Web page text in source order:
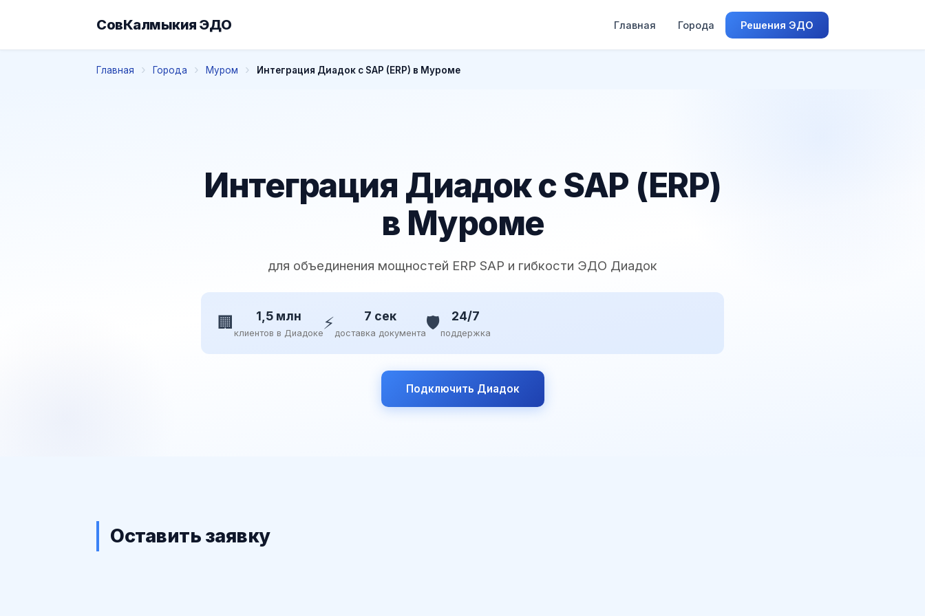
СовКалмыкия ЭДО Главная Города Решения ЭДО
Главная Города Муром Интеграция Диадок с SAP (ERP) в Муроме
Интеграция Диадок с SAP (ERP)
в Муроме
для объединения мощностей ERP SAP и гибкости ЭДО Диадок
🏢 1,5 млн
клиентов в Диадоке⚡ 7 сек
доставка документа🛡️ 24/7
поддержка
Подключить Диадок
Оставить заявку